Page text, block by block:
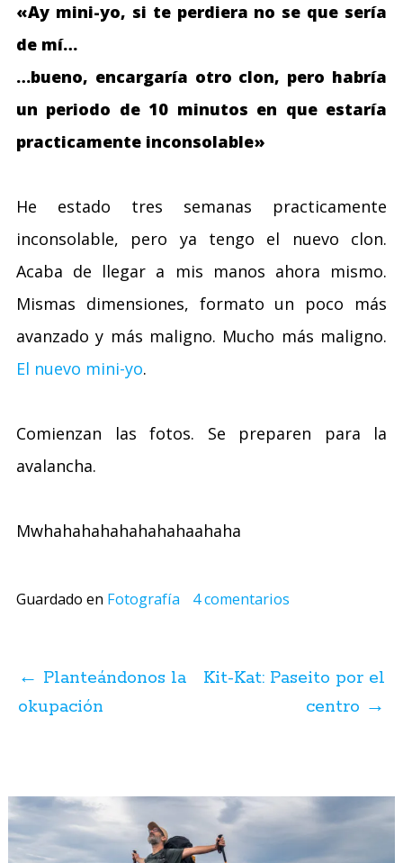
«Ay mini-yo, si te perdiera no se que sería
de mí…
…bueno, encargaría otro clon, pero habría
un periodo de 10 minutos en que estaría
practicamente inconsolable»
He estado tres semanas practicamente
inconsolable, pero ya tengo el nuevo clon.
Acaba de llegar a mis manos ahora mismo.
Mismas dimensiones, formato un poco más
avanzado y más maligno. Mucho más maligno.
El nuevo mini-yo.
Comienzan las fotos. Se preparen para la
avalancha.
Mwhahahahahahahahaahaha
Guardado en Fotografía 4 comentarios
← Planteándonos la
okupación
Kit-Kat: Paseito por el
centro →